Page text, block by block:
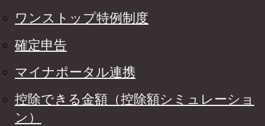
ワンストップ特例制度
確定申告
マイナポータル連携
控除できる金額（控除額シミュレーショ
ン）